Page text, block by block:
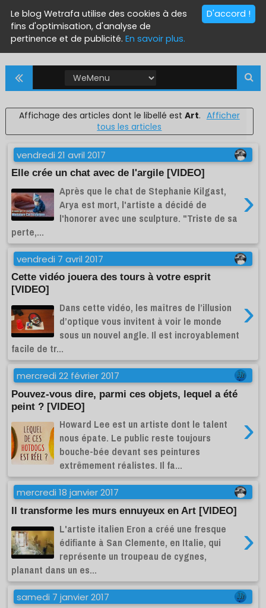
Affichage des articles dont le libellé estArt. Afficher
tous les articles
vendredi 21 avril 2017
Elle crée un chat avec de l'argile [VIDEO]
›
Après que le chat de Stephanie Kilgast,
Arya est mort, l'artiste a décidé de
l'honorer avec une sculpture. "Triste de sa
perte,...
vendredi 7 avril 2017
Cette vidéo jouera des tours à votre esprit
[VIDEO]
›
Dans cette vidéo, les maîtres de l’illusion
d’optique vous invitent à voir le monde
sous un nouvel angle. Il est incroyablement
facile de tr...
mercredi 22 février 2017
Pouvez-vous dire, parmi ces objets, lequel a été
peint ? [VIDEO]
›
Howard Lee est un artiste dont le talent
nous épate. Le public reste toujours
bouche-bée devant ses peintures
extrêmement réalistes. Il fa...
mercredi 18 janvier 2017
Il transforme les murs ennuyeux en Art [VIDEO]
›
L'artiste italien Eron a créé une fresque
édifiante à San Clemente, en Italie, qui
représente un troupeau de cygnes,
planant dans un es...
samedi 7 janvier 2017
D'accord !
Le blog Wetrafa utilise des cookies à des
fins d'optimisation, d'analyse de
pertinence et de publicité. En savoir plus.